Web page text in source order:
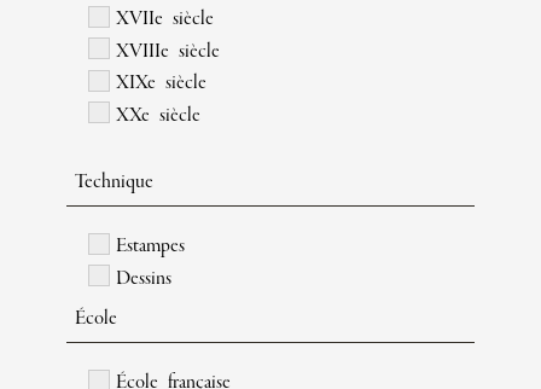
XVIIe siècle
XVIIIe siècle
XIXe siècle
XXe siècle
Technique
Estampes
Dessins
École
École française